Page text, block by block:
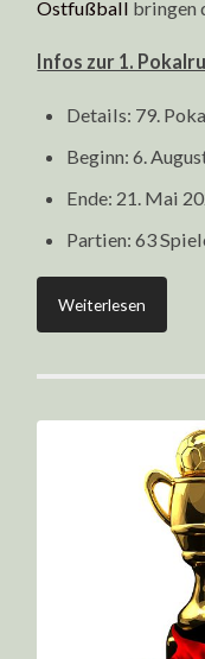
Ostfußball bringen
Infos zur 1.
Details: 79.
Beginn: 6.
Ende: 21. Mai
Partien: 63
Weiterlesen